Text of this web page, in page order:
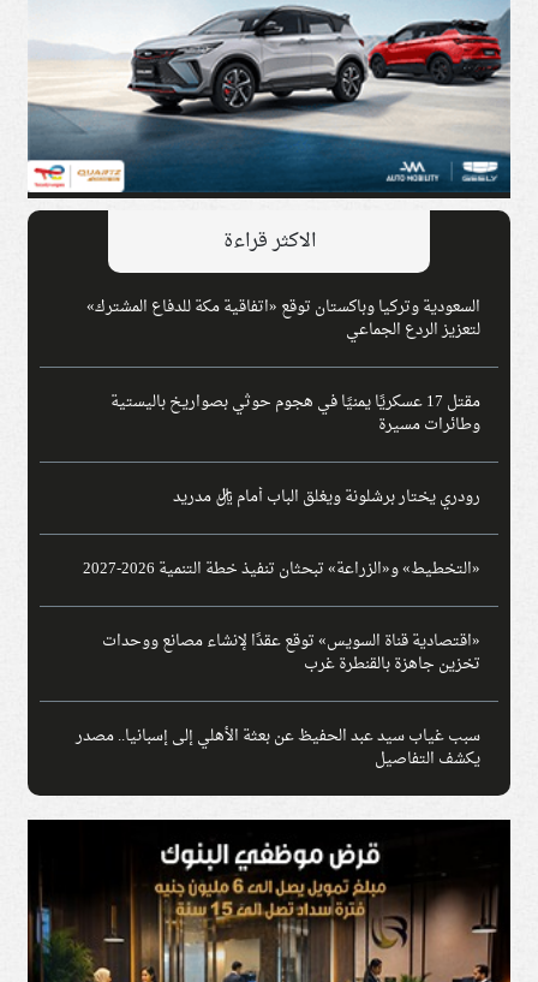
الاكثر قراءة
السعودية وتركيا وباكستان توقع «اتفاقية مكة للدفاع المشترك»
لتعزيز الردع الجماعي
مقتل 17 عسكريًا يمنيًا في هجوم حوثي بصواريخ باليستية
وطائرات مسيرة
رودري يختار برشلونة ويغلق الباب أمام ريال مدريد
«التخطيط» و«الزراعة» تبحثان تنفيذ خطة التنمية 2026-2027
«اقتصادية قناة السويس» توقع عقدًا لإنشاء مصانع ووحدات
تخزين جاهزة بالقنطرة غرب
سبب غياب سيد عبد الحفيظ عن بعثة الأهلي إلى إسبانيا.. مصدر
يكشف التفاصيل